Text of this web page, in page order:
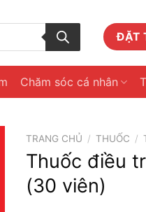
ĐẶT
Chăm sóc cá nhân
TRANG CHỦ / THUỐC /
Thuốc điều
(30 viên)